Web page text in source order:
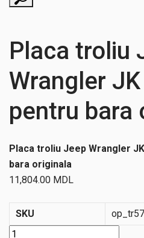
Placa troliu
Wrangler
pentru bara
Placa troliu Jeep Wrangler
bara originala
11,804.00 MDL
SKU
Cantitate